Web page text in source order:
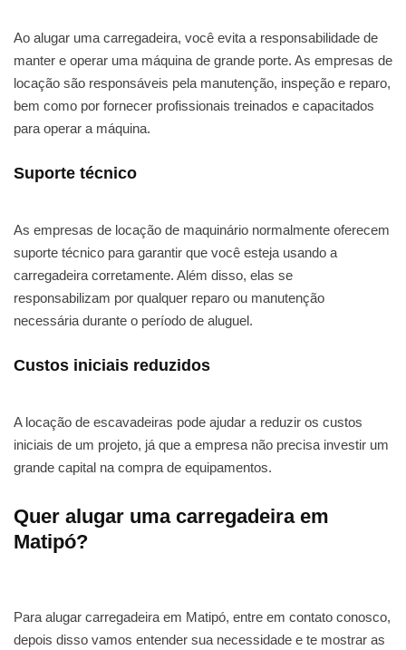
Ao alugar uma carregadeira, você evita a responsabilidade de
manter e operar uma máquina de grande porte. As empresas de
locação são responsáveis pela manutenção, inspeção e reparo,
bem como por fornecer profissionais treinados e capacitados
para operar a máquina.
Suporte técnico
As empresas de locação de maquinário normalmente oferecem
suporte técnico para garantir que você esteja usando a
carregadeira corretamente. Além disso, elas se
responsabilizam por qualquer reparo ou manutenção
necessária durante o período de aluguel.
Custos iniciais reduzidos
A locação de escavadeiras pode ajudar a reduzir os custos
iniciais de um projeto, já que a empresa não precisa investir um
grande capital na compra de equipamentos.
Quer alugar uma carregadeira em
Matipó?
Para alugar carregadeira em Matipó, entre em contato conosco,
depois disso vamos entender sua necessidade e te mostrar as